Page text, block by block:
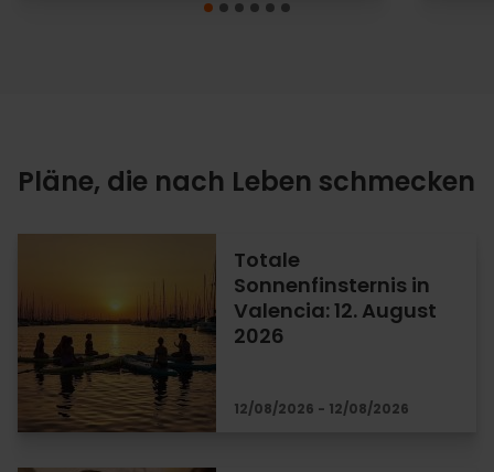
Pläne, die nach Leben schmecken
Totale
Sonnenfinsternis in
Valencia: 12. August
2026
12/08/2026 - 12/08/2026